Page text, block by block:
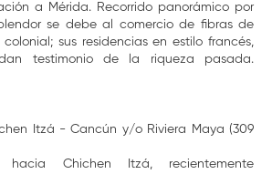
a Mérida. Recorrido panorámico por
se debe al comercio de fibras de
sus residencias en estilo francés,
testimonio de la riqueza pasada.
Itzá - Cancún y/o Riviera Maya (309
hacia Chichen Itzá, recientemente